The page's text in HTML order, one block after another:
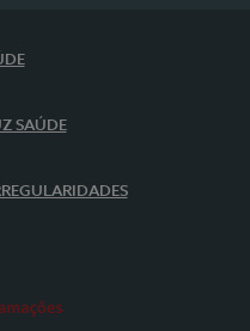
SAÚDE